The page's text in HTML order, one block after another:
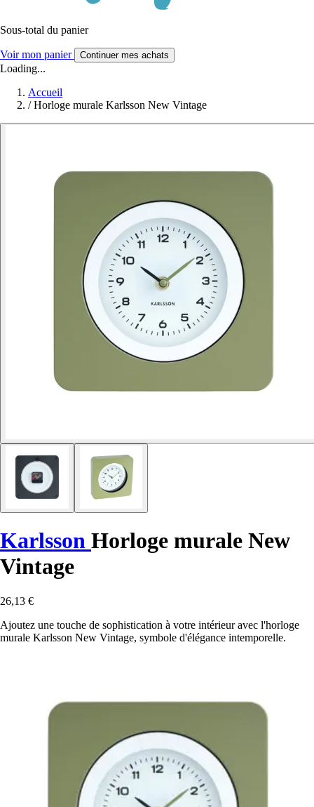
Sous-total du panier
Voir mon panier Continuer mes achats
Loading...
Accueil
/ Horloge murale Karlsson New Vintage
Karlsson Horloge murale New
Vintage
26,13 €
Ajoutez une touche de sophistication à votre intérieur avec l'horloge
murale Karlsson New Vintage, symbole d'élégance intemporelle.